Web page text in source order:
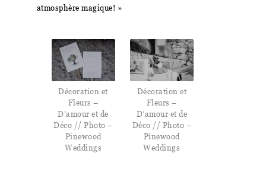
atmosphère magique! »
Décoration et
Fleurs –
D’amour et de
Déco // Photo –
Pinewood
Weddings
Décoration et
Fleurs –
D’amour et de
Déco // Photo –
Pinewood
Weddings